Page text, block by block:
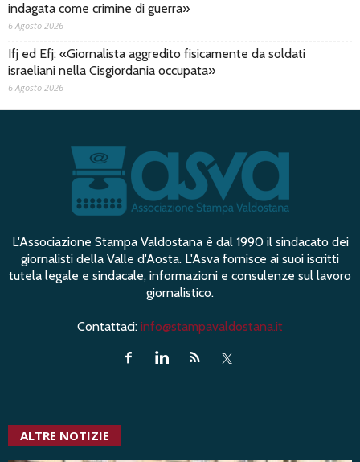
indagata come crimine di guerra»
6 Agosto 2026
Ifj ed Efj: «Giornalista aggredito fisicamente da soldati
israeliani nella Cisgiordania occupata»
6 Agosto 2026
L'Associazione Stampa Valdostana è dal 1990 il sindacato dei
giornalisti della Valle d'Aosta. L'Asva fornisce ai suoi iscritti
tutela legale e sindacale, informazioni e consulenze sul lavoro
giornalistico.
Contattaci: info@stampavaldostana.it
ALTRE NOTIZIE